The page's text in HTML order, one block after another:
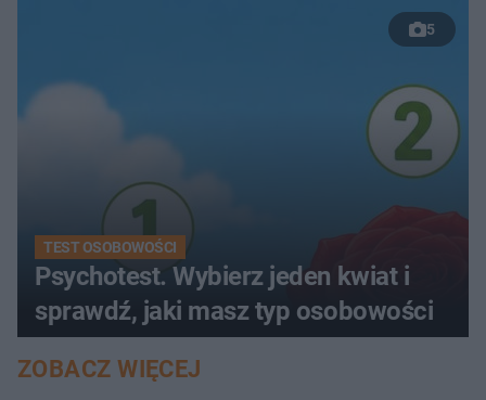
5
TEST OSOBOWOŚCI
Psychotest. Wybierz jeden kwiat i
sprawdź, jaki masz typ osobowości
ZOBACZ WIĘCEJ